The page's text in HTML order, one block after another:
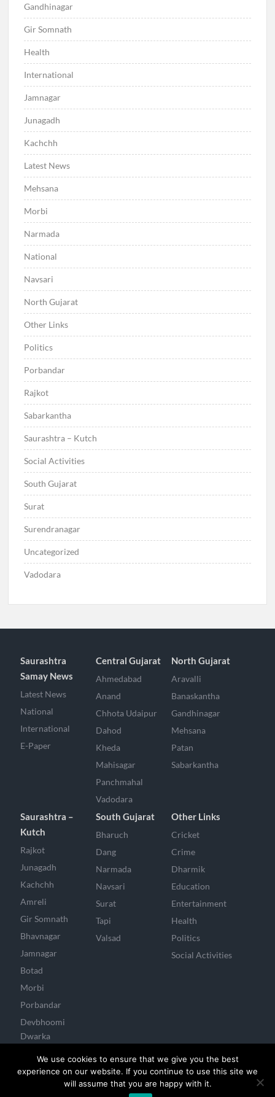
Gandhinagar
Gir Somnath
Health
International
Jamnagar
Junagadh
Kachchh
Latest News
Mehsana
Morbi
Narmada
National
Navsari
North Gujarat
Other Links
Politics
Porbandar
Rajkot
Sabarkantha
Saurashtra – Kutch
Social Activities
South Gujarat
Surat
Surendranagar
Uncategorized
Vadodara
Saurashtra
Samay News
Latest News
National
International
E-Paper
Central Gujarat
Ahmedabad
Anand
Chhota Udaipur
Dahod
Kheda
Mahisagar
Panchmahal
Vadodara
North Gujarat
Aravalli
Banaskantha
Gandhinagar
Mehsana
Patan
Sabarkantha
Saurashtra –
Kutch
Rajkot
Junagadh
Kachchh
Amreli
Gir Somnath
Bhavnagar
Jamnagar
Botad
Morbi
Porbandar
Devbhoomi
Dwarka
South Gujarat
Bharuch
Dang
Narmada
Navsari
Surat
Tapi
Valsad
Other Links
Cricket
Crime
Dharmik
Education
Entertainment
Health
Politics
Social Activities
We use cookies to ensure that we give you the best
experience on our website. If you continue to use this site we
will assume that you are happy with it.